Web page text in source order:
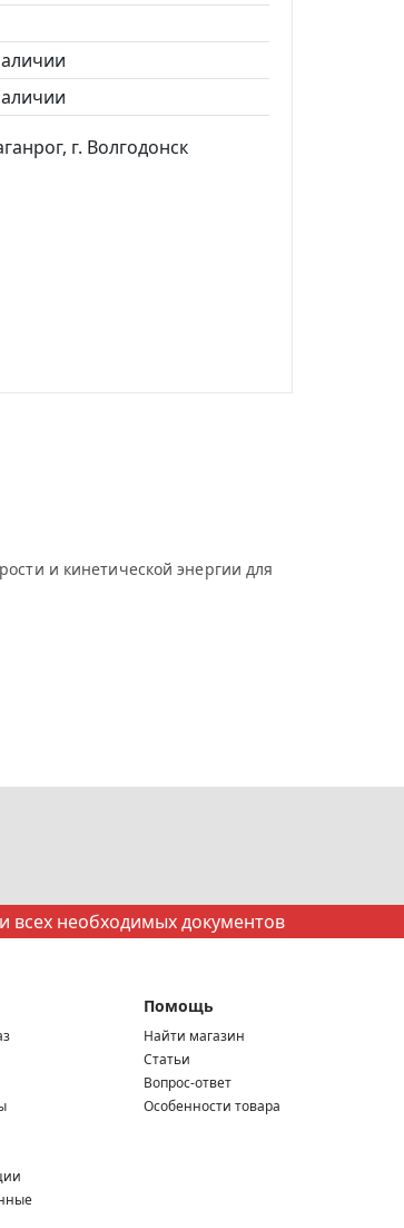
г. Волгодонск
и кинетической энергии для
всех необходимых документов
Помощь
Найти магазин
Статьи
Вопрос-ответ
Особенности товара